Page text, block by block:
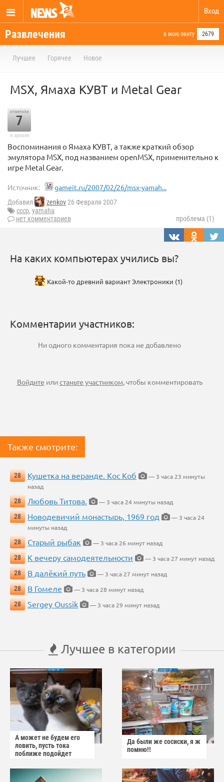
Вход
Развлечения в мою ленту 2679
Лучшее Горячее Новое
MSX, Ямаха КУВТ и Metal Gear
отметили
7
в архиве
Воспоминания о Ямаха КУВТ, а также краткий обзор
эмулятора MSX, под названием openMSX, применительно к
игре Metal Gear.
Источник: gameit.ru/2007/02/26/msx-yamah...
Добавил zenkov26 Февраля 2007
ссср, yamaha
нет комментариев
проблема (1)
На каких компьютерах учились вы?
Какой-то древний вариант Электроники (1)
Комментарии участников:
Ни одного комментария пока не добавлено
Войдите илистаньте участником, чтобы комментировать
Также смотрите:
28 Кушетка на веранде. Кос Коб
— 3 часа 23 минуты
назад
28
Любовь Титова.
— 3 часа 24 минуты назад
28
Новодевичий монастырь, 1969 год
— 3 часа 24
минуты назад
28
Старый рыбак
— 3 часа 26 минут назад
28
К вечеру самодеятельности
— 3 часа 27 минут назад
28
В далёкий путь
— 3 часа 27 минут назад
28
В Гомеле
— 3 часа 28 минут назад
28
Sergey Oussik — 3 часа 29 минут назад
Лучшее в категории
А может не будем его
ловить, пусть тока
поближе подойдет
Да были же сосиски, я ж
помню!!